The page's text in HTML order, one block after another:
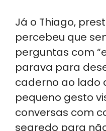
Já o Thiago,
percebeu que
perguntas com
parava para
caderno ao lado
pequeno gesto
conversas com
segredo para